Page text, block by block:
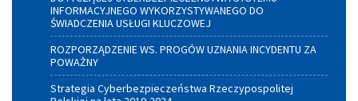
INFORMACYJNEGO WYKORZYSTYWANEGO DO
ŚWIADCZENIA USŁUGI KLUCZOWEJ
ROZPORZĄDZENIE WS. PROGÓW UZNANIA INCYDENTU ZA
POWAŻNY
Strategia Cyberbezpieczeństwa Rzeczypospolitej